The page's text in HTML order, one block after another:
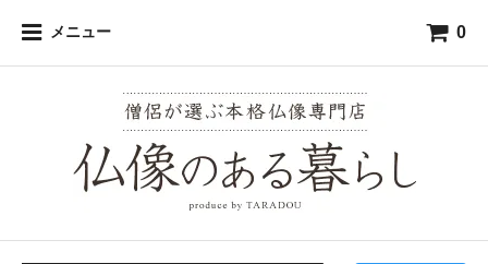
メニュー 0